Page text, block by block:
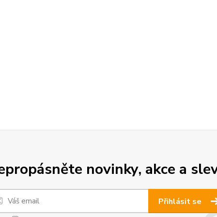
novinky, akce a
Přihlásit se